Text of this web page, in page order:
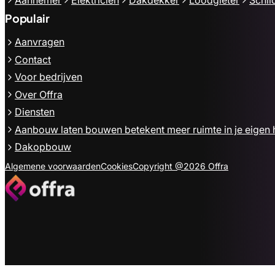
Populair
Aanvragen
Contact
Voor bedrijven
Over Offra
Diensten
Aanbouw laten bouwen betekent meer ruimte in je eigen
Dakopbouw
Algemene voorwaardenCookiesCopyright @2026 Offra